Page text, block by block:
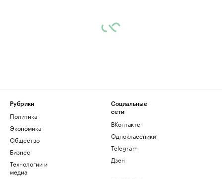
Рубрики
Политика
Экономика
Общество
Бизнес
Технологии и
медиа
Социальные
сети
ВКонтакте
Одноклассники
Telegram
Дзен